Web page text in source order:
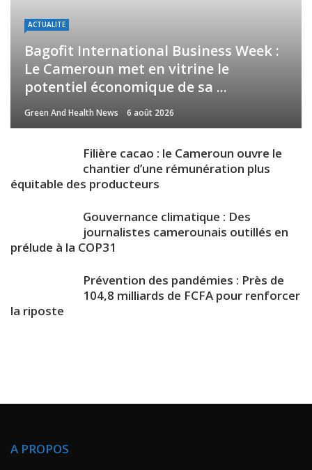
ACTUALITE
Bagofit International Business Week :
Le Cameroun met en vitrine le
potentiel économique de sa ...
Green And Health News 6 août 2026
Filière cacao : le Cameroun ouvre le
chantier d’une rémunération plus
équitable des producteurs
Gouvernance climatique : Des
journalistes camerounais outillés en
prélude à la COP31
Prévention des pandémies : Près de
104,8 milliards de FCFA pour renforcer
la riposte
A PROPOS